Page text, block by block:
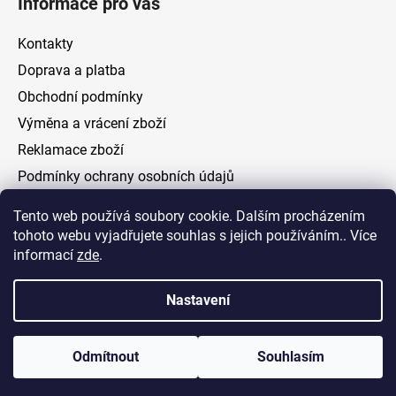
Tento web používá soubory cookie. Dalším procházením
tohoto webu vyjadřujete souhlas s jejich používáním.. Více
informací zde.
Nastavení
Odmítnout Souhlasím
Kontakty
Doprava a platba
Obchodní podmínky
Výměna a vrácení zboží
Reklamace zboží
Podmínky ochrany osobních údajů
Facebook
Vytvořil Shoptet
Copyright 2026ELOAS.cz
. Všechna práva vyhrazena.
Upravit nastavení cookies